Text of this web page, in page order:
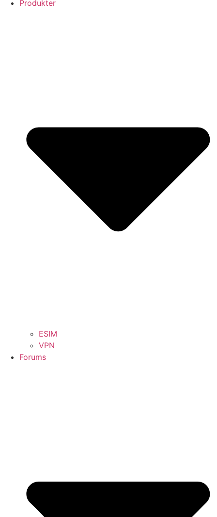
Produkter
ESIM
VPN
Forums